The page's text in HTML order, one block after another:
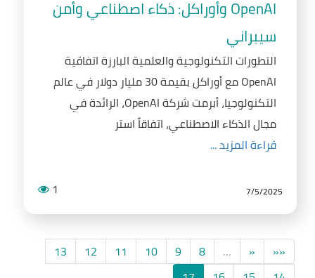
OpenAI وأوراكل: ذكاء اصطناعي وأمن
سيبراني
التطورات التكنولوجية والعلمية البارزة اتفاقية
OpenAI مع أوراكل بقيمة 30 مليار دولار في عالم
التكنولوجيا، أبرمت شركة OpenAI، الرائدة في
مجال الذكاء الاصطناعي، اتفاقاً استر
قراءة المزيد ...
7/5/2025
1
««
«
…
8
9
10
11
12
13